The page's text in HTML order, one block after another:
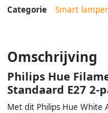
Categorie Smart
Omschrijving
Philips Hue
Standaard E27 2-
Met dit Philips Hue White